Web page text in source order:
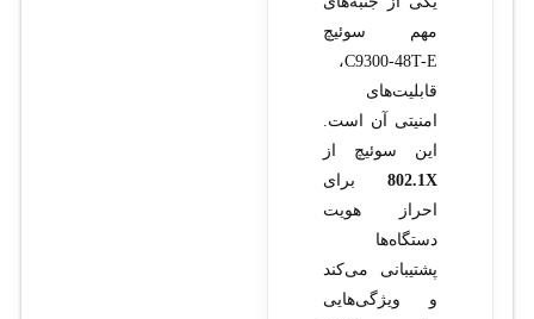
مهم سوئیچ
C9300-48T-E،
قابلیت‌های
امنیتی آن است.
این سوئیچ از
802.1Xبرای
احراز هویت
دستگاه‌ها
پشتیبانی می‌کند
و ویژگی‌هایی